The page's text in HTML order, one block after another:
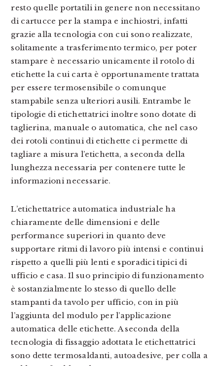
resto quelle portatili in genere non necessitano
di cartucce per la stampa e inchiostri, infatti
grazie alla tecnologia con cui sono realizzate,
solitamente a trasferimento termico, per poter
stampare è necessario unicamente il rotolo di
etichette la cui carta è opportunamente trattata
per essere termosensibile o comunque
stampabile senza ulteriori ausili. Entrambe le
tipologie di etichettatrici inoltre sono dotate di
taglierina, manuale o automatica, che nel caso
dei rotoli continui di etichette ci permette di
tagliare a misura l’etichetta, a seconda della
lunghezza necessaria per contenere tutte le
informazioni necessarie.
L’etichettatrice automatica industriale ha
chiaramente delle dimensioni e delle
performance superiori in quanto deve
supportare ritmi di lavoro più intensi e continui
rispetto a quelli più lenti e sporadici tipici di
ufficio e casa. Il suo principio di funzionamento
è sostanzialmente lo stesso di quello delle
stampanti da tavolo per ufficio, con in più
l’aggiunta del modulo per l’applicazione
automatica delle etichette. A seconda della
tecnologia di fissaggio adottata le etichettatrici
sono dette termosaldanti, autoadesive, per colla a